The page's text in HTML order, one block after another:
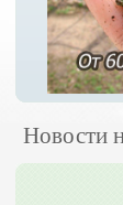
Новости